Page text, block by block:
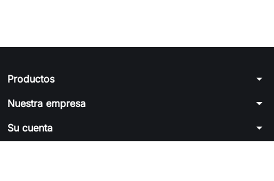
Productos arrow_drop_down
Nuestra empresa arrow_drop_down
Su cuenta arrow_drop_down